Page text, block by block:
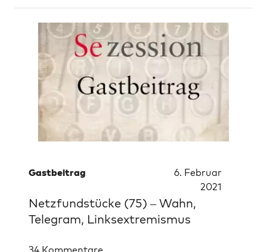
Gastbeitrag
6. Februar
2021
Netzfundstücke (75) – Wahn,
Telegram, Linksextremismus
34 Kommentare